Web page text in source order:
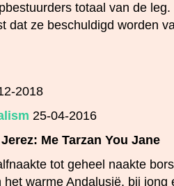
totaal van de
dat ze beschuldigd worden
2018
25-04-2016
Me Tarzan You Jane
tot geheel naakte
het warme Andalusië, bij jong